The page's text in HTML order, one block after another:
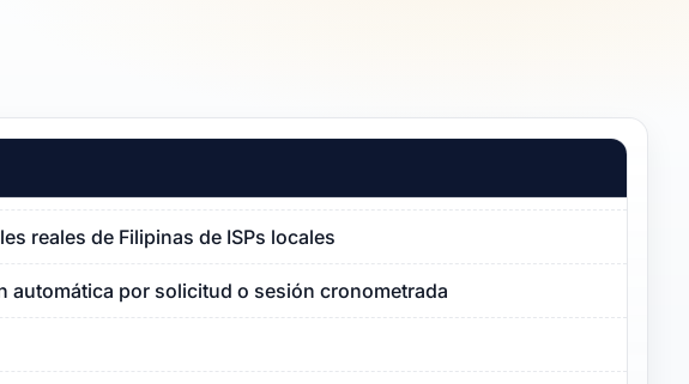
reales de Filipinas de ISPs locales
automática por solicitud o sesión cronometrada